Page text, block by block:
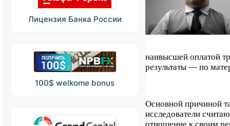
Лицензия Банка России
100$ welkome bonus
наивысшей оплатой
результаты — по
Основной причиной
исследователи